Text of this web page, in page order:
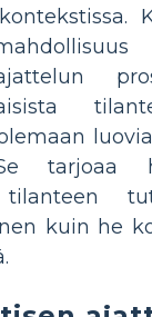
tarjoaa
tilanteen
kuin he